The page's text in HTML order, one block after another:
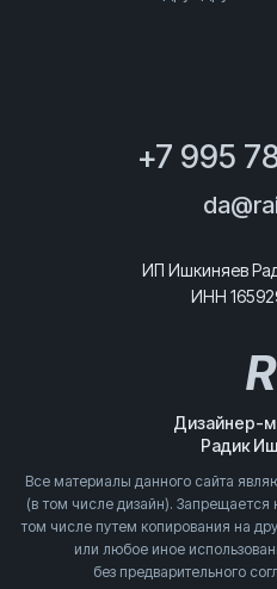
+7 995
ИП Ишкиняев
ИНН
R
Дизайнер-
Радик
Все материалы данного сайта
(в том числе дизайн).
том числе путем копирования на
или любое иное
без предварительного